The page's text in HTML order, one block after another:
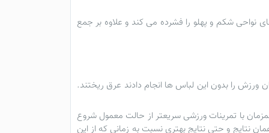
شکم و پهلو را فشرده می کند و علاوه بر جمع
ورزش را بدون این لباس ها انجام دادند عرق ریختند.
با تمرینات ورزشی سریعتر از حالت معمول شروع
نتایج و حتی نتایج بهتری نسبت به زمانی که از این